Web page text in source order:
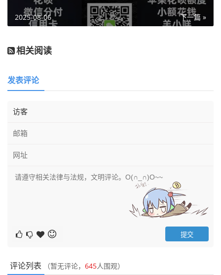
下一篇 »
2025-08-06
相关阅读
发表评论
评论列表 （暂无评论， 645人围观）